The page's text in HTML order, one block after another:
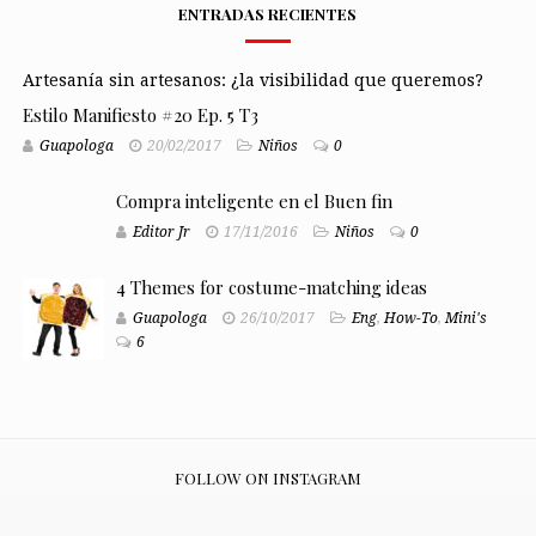
ENTRADAS RECIENTES
Artesanía sin artesanos: ¿la visibilidad que queremos?
Estilo Manifiesto #20 Ep. 5 T3
Guapologa 20/02/2017 Niños 0
Compra inteligente en el Buen fin
Editor Jr 17/11/2016 Niños 0
4 Themes for costume-matching ideas
Guapologa 26/10/2017 Eng,How-To,Mini's
6
FOLLOW ON INSTAGRAM